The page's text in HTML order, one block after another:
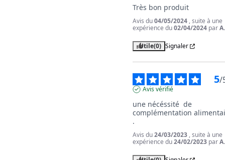
Très bon produit
Avis du04/05/2024 , suite à une
expérience du02/04/2024 par
Utile(0) Signaler
5/
Avis vérifié
une nécéssité  de
complémentation
.
Avis du24/03/2023 , suite à une
expérience du24/02/2023 par